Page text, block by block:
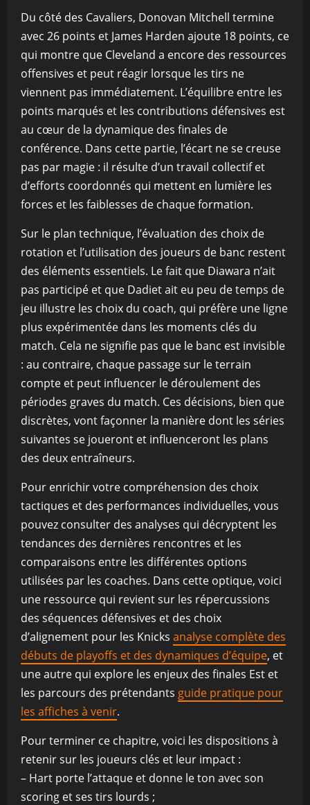
Du côté des Cavaliers, Donovan Mitchell termine
avec 26 points et James Harden ajoute 18 points, ce
qui montre que Cleveland a encore des ressources
offensives et peut réagir lorsque les tirs ne
viennent pas immédiatement. L’équilibre entre les
points marqués et les contributions défensives est
au cœur de la dynamique des finales de
conférence. Dans cette partie, l’écart ne se creuse
pas par magie : il résulte d’un travail collectif et
d’efforts coordonnés qui mettent en lumière les
forces et les faiblesses de chaque formation.
Sur le plan technique, l’évaluation des choix de
rotation et l’utilisation des joueurs de banc restent
des éléments essentiels. Le fait que Diawara n’ait
pas participé et que Dadiet ait eu peu de temps de
jeu illustre les choix du coach, qui préfère une ligne
plus expérimentée dans les moments clés du
match. Cela ne signifie pas que le banc est invisible
: au contraire, chaque passage sur le terrain
compte et peut influencer le déroulement des
périodes graves du match. Ces décisions, bien que
discrètes, vont façonner la manière dont les séries
suivantes se joueront et influenceront les plans
des deux entraîneurs.
Pour enrichir votre compréhension des choix
tactiques et des performances individuelles, vous
pouvez consulter des analyses qui décryptent les
tendances des dernières rencontres et les
comparaisons entre les différentes options
utilisées par les coaches. Dans cette optique, voici
une ressource qui revient sur les répercussions
des séquences défensives et des choix
d’alignement pour les Knicks analyse complète des
débuts de playoffs et des dynamiques d’équipe, et
une autre qui explore les enjeux des finales Est et
les parcours des prétendants guide pratique pour
les affiches à venir.
Pour terminer ce chapitre, voici les dispositions à
retenir sur les joueurs clés et leur impact :
– Hart porte l’attaque et donne le ton avec son
scoring et ses tirs lourds ;